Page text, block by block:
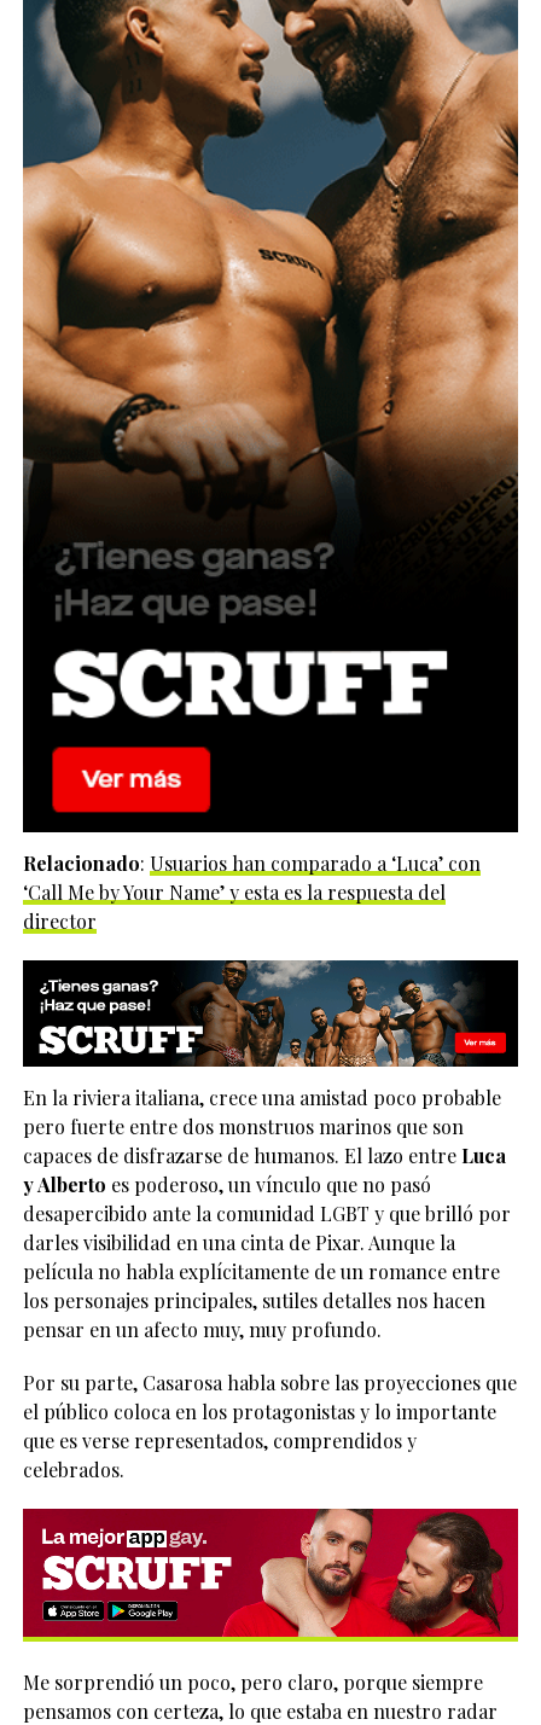
Relacionado: Usuarios han comparado a ‘Luca’ con
‘Call Me by Your Name’ y esta es la respuesta del
director
En la riviera italiana, crece una amistad poco probable
pero fuerte entre dos monstruos marinos que son
capaces de disfrazarse de humanos. El lazo entre Luca
y Alberto es poderoso, un vínculo que no pasó
desapercibido ante la comunidad LGBT y que brilló por
darles visibilidad en una cinta de Pixar. Aunque la
película no habla explícitamente de un romance entre
los personajes principales, sutiles detalles nos hacen
pensar en un afecto muy, muy profundo.
Por su parte, Casarosa habla sobre las proyecciones que
el público coloca en los protagonistas y lo importante
que es verse representados, comprendidos y
celebrados.
Me sorprendió un poco, pero claro, porque siempre
pensamos con certeza, lo que estaba en nuestro radar